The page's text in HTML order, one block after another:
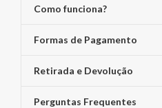
Como funciona?
Formas de Pagamento
Retirada e Devolução
Perguntas Frequentes